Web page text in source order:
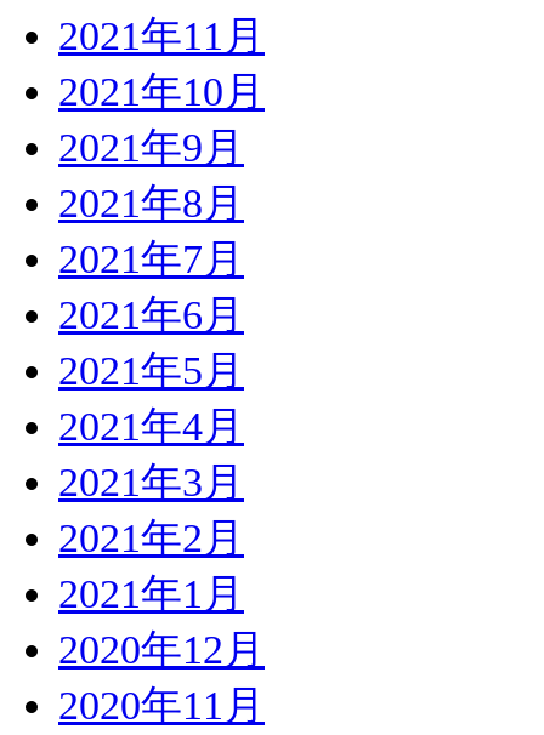
2021年11月
2021年10月
2021年9月
2021年8月
2021年7月
2021年6月
2021年5月
2021年4月
2021年3月
2021年2月
2021年1月
2020年12月
2020年11月